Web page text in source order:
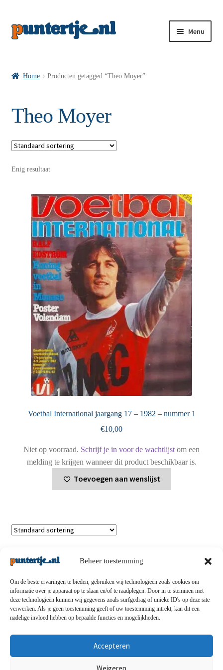
Beheer toestemming
Om de beste ervaringen te bieden, gebruiken wij technologieën zoals cookies om
informatie over je apparaat op te slaan en/of te raadplegen. Door in te stemmen met
deze technologieën kunnen wij gegevens zoals surfgedrag of unieke ID's op deze site
verwerken. Als je geen toestemming geeft of uw toestemming intrekt, kan dit een
nadelige invloed hebben op bepaalde functies en mogelijkheden.
Accepteren
Weigeren
Menu
VI’s met Posters
Wie is puntertje
Puntertjes
Contact
Home Producten getagged “Theo Moyer”
Theo Moyer
Enig resultaat
Voetbal International jaargang 17 – 1982 – nummer 1
€10,00
Niet op voorraad. Schrijf je in voor de wachtlijst om een
melding te krijgen wanneer dit product beschikbaar is.
Toevoegen aan wenslijst
Privacybeleid-Verzending en retouren-Algemene
voorwaarden-Disclaimert-Betaalmethoden-Over ons
Contact